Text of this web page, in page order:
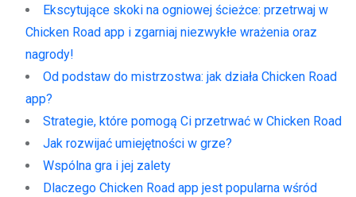
Ekscytujące skoki na ogniowej ścieżce: przetrwaj w
Chicken Road app i zgarniaj niezwykłe wrażenia oraz
nagrody!
Od podstaw do mistrzostwa: jak działa Chicken Road
app?
Strategie, które pomogą Ci przetrwać w Chicken Road
Jak rozwijać umiejętności w grze?
Wspólna gra i jej zalety
Dlaczego Chicken Road app jest popularna wśród